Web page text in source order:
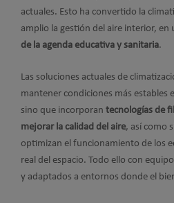
actuales. Esto ha convertido la
amplio la gestión del aire interior, en
de la agenda educativa y sanitaria.
Las soluciones actuales de
mantener condiciones más estables
sino que incorporan tecnologías de
mejorar la calidad del aire, así como
optimizan el funcionamiento de los
real del espacio. Todo ello con
y adaptados a entornos donde el